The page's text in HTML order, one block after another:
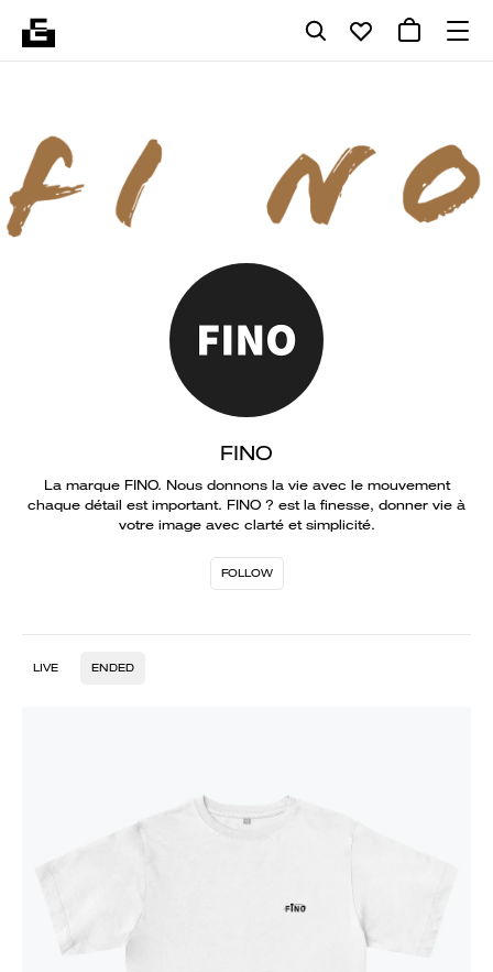
FINO
La marque FINO. Nous donnons la vie avec le mouvement
chaque détail est important. FINO ? est la finesse, donner vie à
votre image avec clarté et simplicité.
FOLLOW
LIVE ENDED